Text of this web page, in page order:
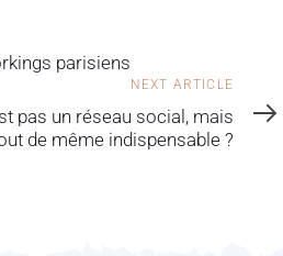
parisiens
NEXT ARTICLE
pas un réseau social, mais
de même indispensable ?